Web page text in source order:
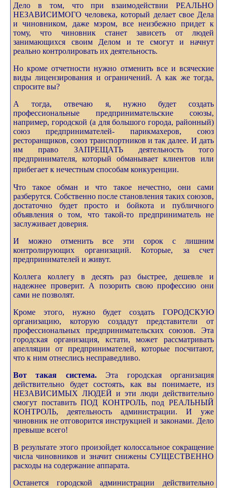
Дело в том, что при взаимодействии РЕАЛЬНО
НЕЗАВИСИМОГО человека, который делает свое Дела
и чиновником, даже мэром, все неизбежно придет к
тому, что чиновник станет зависеть от людей
занимающихся своим Делом и те смогут и начнут
реально контролировать их деятельность.
Но кроме отчетности нужно отменить все и всяческие
виды лицензирования и ограничений. А как же тогда,
спросите вы?
А тогда, отвечаю я, нужно будет создать
профессиональные предпринимательские союзы,
например, городской (а для большого города, районный)
союз предпринимателей- парикмахеров, союз
ресторанщиков, союз транспортников и так далее. И дать
им право ЗАПРЕЩАТЬ деятельность того
предпринимателя, который обманывает клиентов или
прибегает к нечестным способам конкуренции.
Что такое обман и что такое нечестно, они сами
разберутся. Собственно после становления таких союзов,
достаточно будет просто и бойкота и публичного
объявления о том, что такой-то предприниматель не
заслуживает доверия.
И можно отменить все эти сорок с лишним
контролирующих организаций. Которые, за счет
предпринимателей и живут.
Коллега коллегу в десять раз быстрее, дешевле и
надежнее проверит. А позорить свою профессию они
сами не позволят.
Кроме этого, нужно будет создать ГОРОДСКУЮ
организацию, которую создадут представители от
профессиональных предпринимательских союзов. Эта
городская организация, кстати, может рассматривать
апелляции от предпринимателей, которые посчитают,
что к ним отнеслись несправедливо.
Вот такая система.Эта городская организация
действительно будет состоять, как вы понимаете, из
НЕЗАВИСИМЫХ ЛЮДЕЙ и эти люди действительно
смогут поставить ПОД КОНТРОЛЬ, под РЕАЛЬНЫЙ
КОНТРОЛЬ, деятельность администрации. И уже
чиновник не отговорится инструкцией и законами. Дело
превыше всего!
В результате этого произойдет колоссальное сокращение
числа чиновников и значит снижены СУЩЕСТВЕННО
расходы на содержание аппарата.
Останется городской администрации действительно